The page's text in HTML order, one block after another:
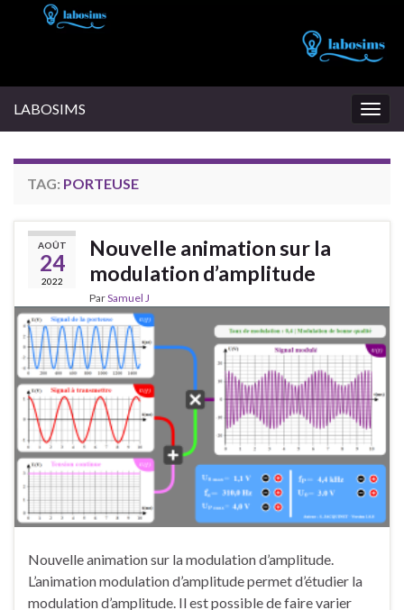
LABOSIMS
TAG: PORTEUSE
AOÛT
24
2022
Nouvelle animation sur la
modulation d’amplitude
ParSamuel J
Nouvelle animation sur la modulation d’amplitude.
L’animation modulation d’amplitude permet d’étudier la
modulation d’amplitude. Il est possible de faire varier